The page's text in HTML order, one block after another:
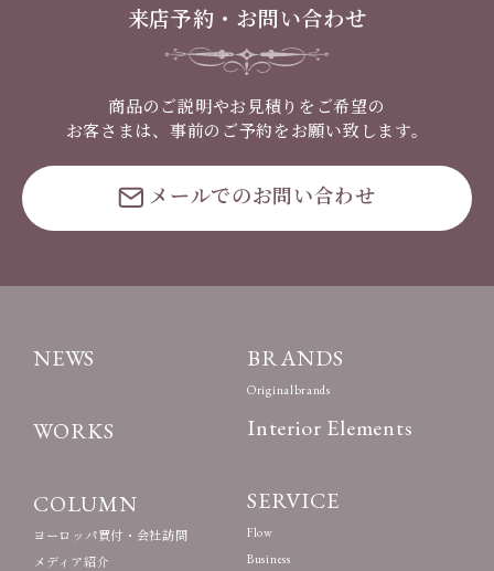
来店予約・お問い合わせ
商品のご説明やお見積りをご希望の
お客さまは、事前のご予約をお願い致します。
メールでのお問い合わせ
NEWS
WORKS
COLUMN
ヨーロッパ買付・会社訪問
メディア紹介
BRANDS
Originalbrands
Interior Elements
SERVICE
Flow
Business